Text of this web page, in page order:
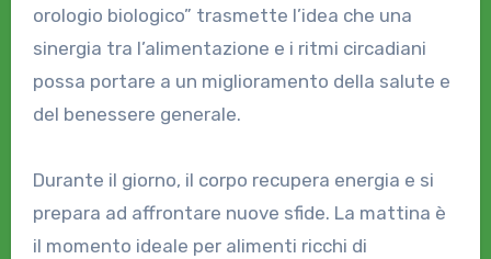
orologio biologico” trasmette l’idea che una
sinergia tra l’alimentazione e i ritmi circadiani
possa portare a un miglioramento della salute e
del benessere generale.
Durante il giorno, il corpo recupera energia e si
prepara ad affrontare nuove sfide. La mattina è
il momento ideale per alimenti ricchi di